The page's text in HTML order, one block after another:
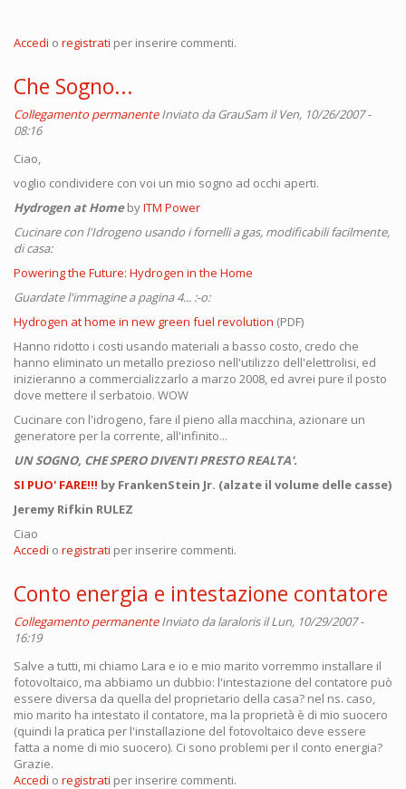
Accedi o registrati per inserire commenti.
Che Sogno...
Collegamento permanente Inviato daGrauSamil Ven, 10/26/2007 -
08:16
Ciao,
voglio condividere con voi un mio sogno ad occhi aperti.
Hydrogen at HomebyITM Power
Cucinare con l'Idrogeno usando i fornelli a gas, modificabili facilmente,
di casa:
Powering the Future: Hydrogen in the Home
Guardate l'immagine a pagina 4... :-o:
Hydrogen at home in new green fuel revolution (PDF)
Hanno ridotto i costi usando materiali a basso costo, credo che
hanno eliminato un metallo prezioso nell'utilizzo dell'elettrolisi, ed
inizieranno a commercializzarlo a marzo 2008, ed avrei pure il posto
dove mettere il serbatoio. WOW
Cucinare con l'idrogeno, fare il pieno alla macchina, azionare un
generatore per la corrente, all'infinito...
UN SOGNO, CHE SPERO DIVENTI PRESTO REALTA'.
SI PUO' FARE!!! by FrankenStein Jr. (alzate il volume delle casse)
Jeremy Rifkin RULEZ
Ciao
Accedi o registrati per inserire commenti.
Conto energia e intestazione contatore
Collegamento permanente Inviato dalaralorisil Lun, 10/29/2007 -
16:19
Salve a tutti, mi chiamo Lara e io e mio marito vorremmo installare il
fotovoltaico, ma abbiamo un dubbio: l'intestazione del contatore può
essere diversa da quella del proprietario della casa? nel ns. caso,
mio marito ha intestato il contatore, ma la proprietà è di mio suocero
(quindi la pratica per l'installazione del fotovoltaico deve essere
fatta a nome di mio suocero). Ci sono problemi per il conto energia?
Grazie.
Accedi o registrati per inserire commenti.